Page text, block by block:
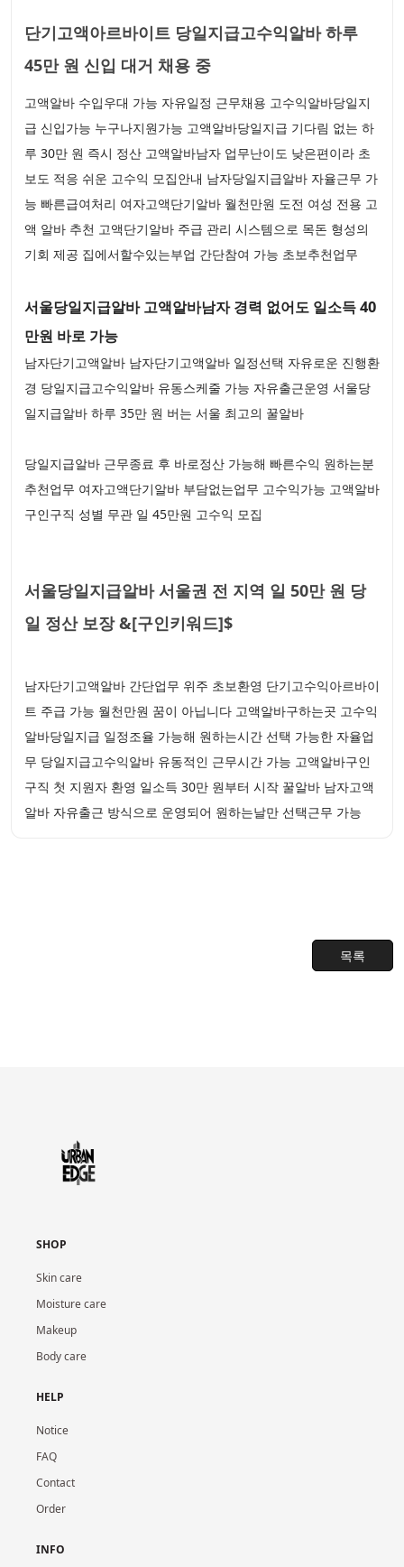
단기고액아르바이트 당일지급고수익알바 하루
45만 원 신입 대거 채용 중
고액알바 수입우대 가능 자유일정 근무채용 고수익알바당일지
급 신입가능 누구나지원가능 고액알바당일지급 기다림 없는 하
루 30만 원 즉시 정산 고액알바남자 업무난이도 낮은편이라 초
보도 적응 쉬운 고수익 모집안내 남자당일지급알바 자율근무 가
능 빠른급여처리 여자고액단기알바 월천만원 도전 여성 전용 고
액 알바 추천 고액단기알바 주급 관리 시스템으로 목돈 형성의
기회 제공 집에서할수있는부업 간단참여 가능 초보추천업무
서울당일지급알바 고액알바남자 경력 없어도 일소득 40
만원 바로 가능
남자단기고액알바 남자단기고액알바 일정선택 자유로운 진행환
경 당일지급고수익알바 유동스케줄 가능 자유출근운영 서울당
일지급알바 하루 35만 원 버는 서울 최고의 꿀알바
당일지급알바 근무종료 후 바로정산 가능해 빠른수익 원하는분
추천업무 여자고액단기알바 부담없는업무 고수익가능 고액알바
구인구직 성별 무관 일 45만원 고수익 모집
서울당일지급알바 서울권 전 지역 일 50만 원 당
일 정산 보장 &[구인키워드]$
남자단기고액알바 간단업무 위주 초보환영 단기고수익아르바이
트 주급 가능 월천만원 꿈이 아닙니다 고액알바구하는곳 고수익
알바당일지급 일정조율 가능해 원하는시간 선택 가능한 자율업
무 당일지급고수익알바 유동적인 근무시간 가능 고액알바구인
구직 첫 지원자 환영 일소득 30만 원부터 시작 꿀알바 남자고액
알바 자유출근 방식으로 운영되어 원하는날만 선택근무 가능
목록
SHOP
Skin care
Moisture care
Makeup
Body care
HELP
Notice
FAQ
Contact
Order
INFO